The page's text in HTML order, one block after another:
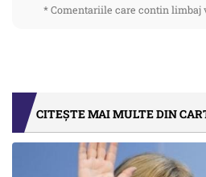
* Comentariile care contin limbaj
CITEȘTE MAI MULTE DIN